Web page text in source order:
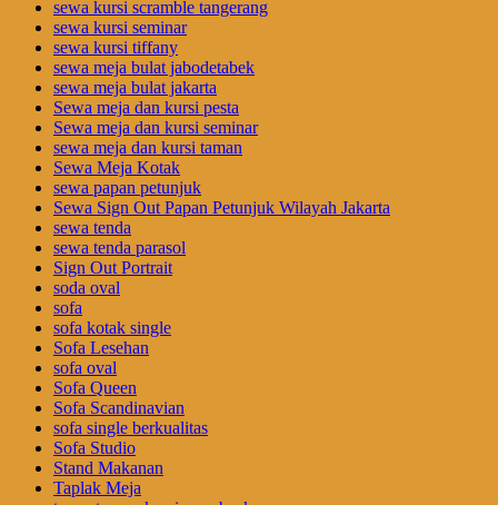
sewa kursi scramble tangerang
sewa kursi seminar
sewa kursi tiffany
sewa meja bulat jabodetabek
sewa meja bulat jakarta
Sewa meja dan kursi pesta
Sewa meja dan kursi seminar
sewa meja dan kursi taman
Sewa Meja Kotak
sewa papan petunjuk
Sewa Sign Out Papan Petunjuk Wilayah Jakarta
sewa tenda
sewa tenda parasol
Sign Out Portrait
soda oval
sofa
sofa kotak single
Sofa Lesehan
sofa oval
Sofa Queen
Sofa Scandinavian
sofa single berkualitas
Sofa Studio
Stand Makanan
Taplak Meja